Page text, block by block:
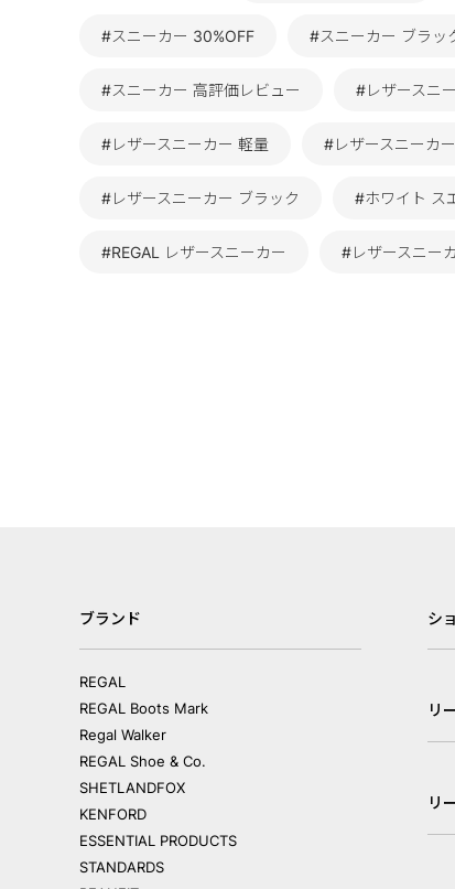
#スニーカー 30%OFF #スニーカー ブラッ
#スニーカー 高評価レビュー #レザースニ
#レザースニーカー 軽量 #レザースニーカ
#レザースニーカー ブラック #ホワイト ス
#REGAL レザースニーカー #レザースニー
ブランド
REGAL
REGAL Boots Mark
Regal Walker
REGAL Shoe & Co.
SHETLANDFOX
KENFORD
ESSENTIAL PRODUCTS
STANDARDS
シ
リ
リ